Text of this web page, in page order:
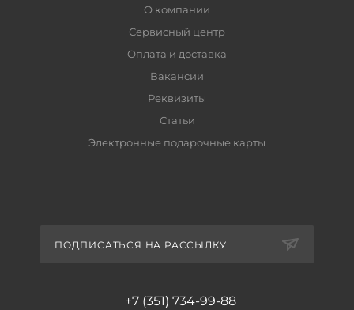
О компании
Сервисный центр
Оплата и доставка
Вакансии
Реквизиты
Статьи
Электронные подарочные карты
ПОДПИСАТЬСЯ НА РАССЫЛКУ
+7 (351) 734-99-88